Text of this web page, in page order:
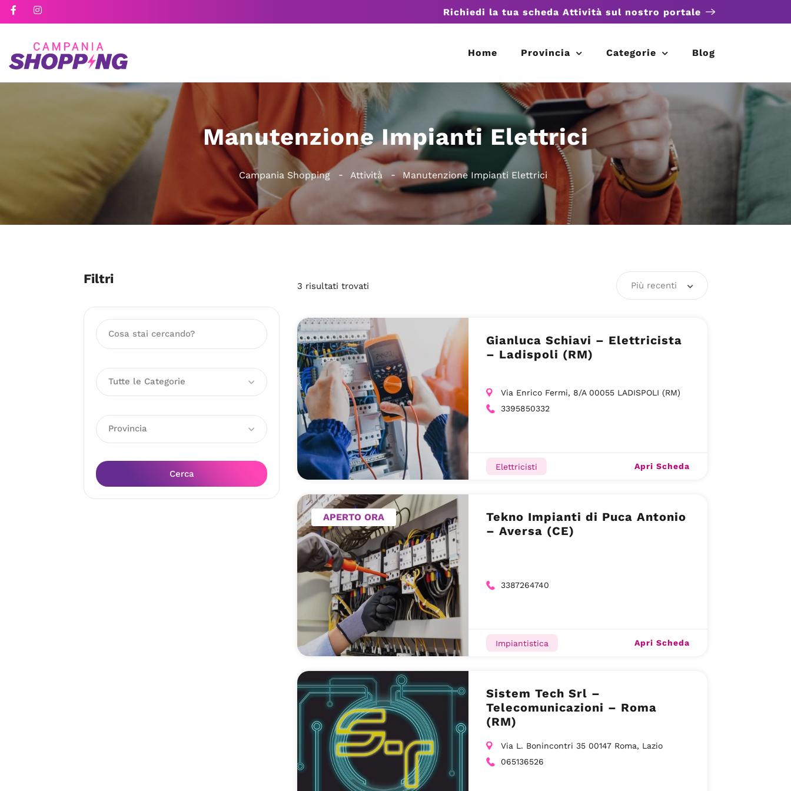
Richiedi la tua scheda Attività sul nostro portale
Home Provincia Categorie Blog
Manutenzione Impianti Elettrici
Campania Shopping Attività Manutenzione Impianti Elettrici
Filtri
Tutte le Categorie
Provincia
Cerca
3 risultati trovati Più recenti
Gianluca Schiavi – Elettricista
– Ladispoli (RM)
Via Enrico Fermi, 8/A 00055 LADISPOLI (RM)
3395850332
Elettricisti Apri Scheda
APERTO ORA
Tekno Impianti di Puca Antonio
– Aversa (CE)
3387264740
Impiantistica Apri Scheda
Sistem Tech Srl –
Telecomunicazioni – Roma
(RM)
Via L. Bonincontri 35 00147 Roma, Lazio
065136526